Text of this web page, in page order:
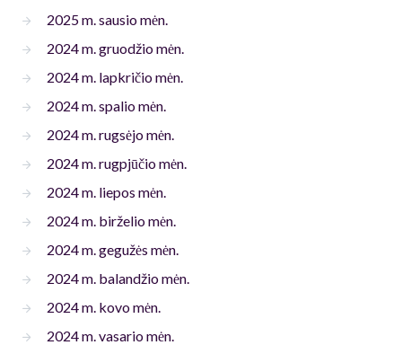
2025 m. sausio mėn.
2024 m. gruodžio mėn.
2024 m. lapkričio mėn.
2024 m. spalio mėn.
2024 m. rugsėjo mėn.
2024 m. rugpjūčio mėn.
2024 m. liepos mėn.
2024 m. birželio mėn.
2024 m. gegužės mėn.
2024 m. balandžio mėn.
2024 m. kovo mėn.
2024 m. vasario mėn.